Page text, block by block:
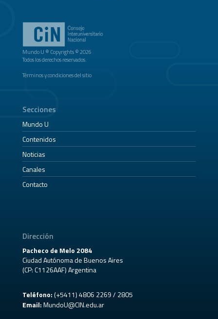
Mundo U ® Copyrights © 2026
Todos los derechos reservados.
Términos y condiciones del sitio
Secciones
Mundo U
Contenidos
Noticias
Canales
Contacto
Dirección
Pacheco de Melo 2084
Ciudad Autónoma de Buenos Aires
(CP: C1126AAF) Argentina
Teléfono:(+5411) 4806 2269 / 2805
Email: MundoU@CIN.edu.ar